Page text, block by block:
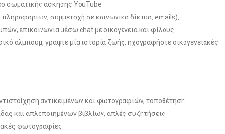
σωματικής άσκησης YouTube
συμμετοχή σε κοινωνικά δίκτυα, emails),
επικοινωνία μέσω chat με οικογένεια και φίλους
άλμπουμ, γράψτε μία ιστορία ζωής, ηχογραφήστε οικογενειακές
αντικειμένων και φωτογραφιών, τοποθέτηση
και απλοποιημένων βιβλίων, απλές συζητήσεις
φωτογραφίες